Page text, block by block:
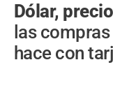
Dólar,
las
hace con